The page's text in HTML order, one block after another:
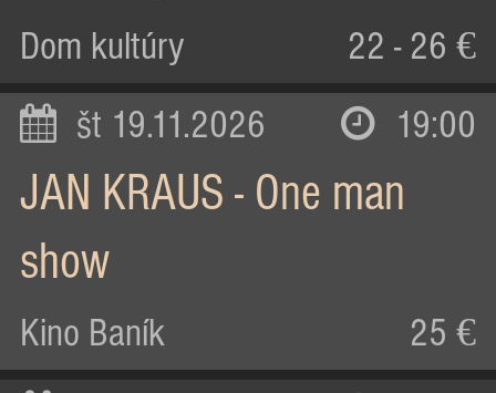
Dom kultúry 22 - 26 €
št 19.11.2026 19:00
JAN KRAUS - One man
show
Kino Baník 25 €